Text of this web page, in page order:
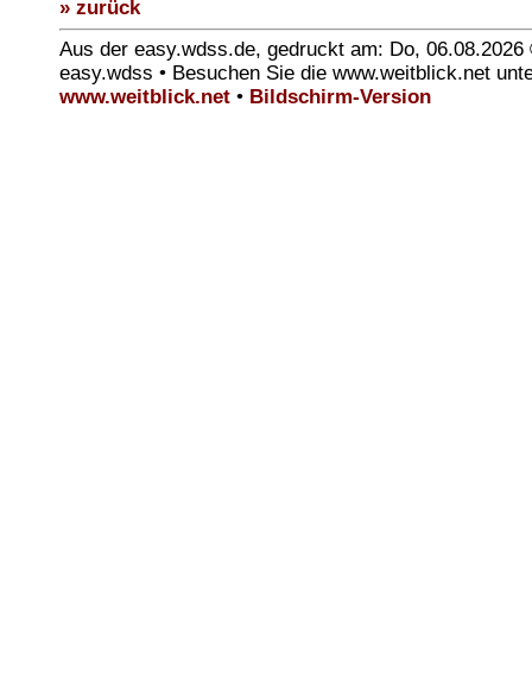
» zurück
Aus der easy.wdss.de, gedruckt am: Do, 06.08.2026
easy.wdss • Besuchen Sie die www.weitblick.net
www.weitblick.net • Bildschirm-Version